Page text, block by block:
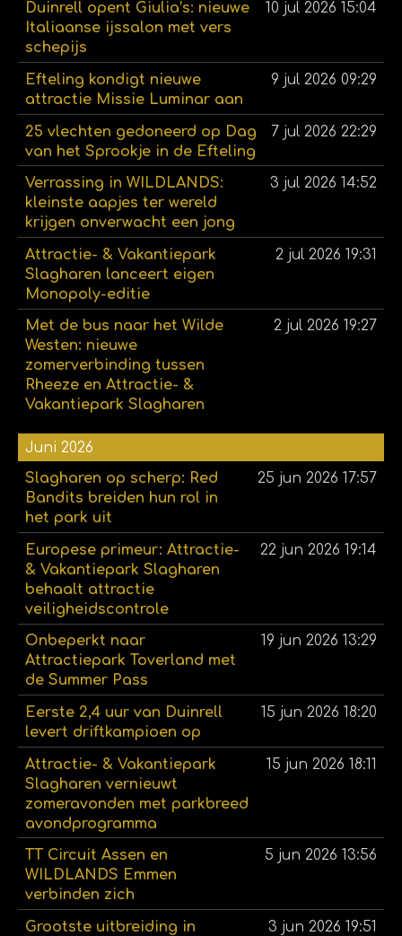
Duinrell opent Giulia’s: nieuwe
Italiaanse ijssalon met vers
schepijs
10 jul 2026 15:04
Efteling kondigt nieuwe
attractie Missie Luminar aan
9 jul 2026 09:29
25 vlechten gedoneerd op Dag
van het Sprookje in de Efteling
7 jul 2026 22:29
Verrassing in WILDLANDS:
kleinste aapjes ter wereld
krijgen onverwacht een jong
3 jul 2026 14:52
Attractie- & Vakantiepark
Slagharen lanceert eigen
Monopoly-editie
2 jul 2026 19:31
Met de bus naar het Wilde
Westen: nieuwe
zomerverbinding tussen
Rheeze en Attractie- &
Vakantiepark Slagharen
2 jul 2026 19:27
Juni 2026
Slagharen op scherp: Red
Bandits breiden hun rol in
het park uit
25 jun 2026 17:57
Europese primeur: Attractie-
& Vakantiepark Slagharen
behaalt attractie
veiligheidscontrole
22 jun 2026 19:14
Onbeperkt naar
Attractiepark Toverland met
de Summer Pass
19 jun 2026 13:29
Eerste 2,4 uur van Duinrell
levert driftkampioen op
15 jun 2026 18:20
Attractie- & Vakantiepark
Slagharen vernieuwt
zomeravonden met parkbreed
avondprogramma
15 jun 2026 18:11
TT Circuit Assen en
WILDLANDS Emmen
verbinden zich
5 jun 2026 13:56
Grootste uitbreiding in
3 jun 2026 19:51